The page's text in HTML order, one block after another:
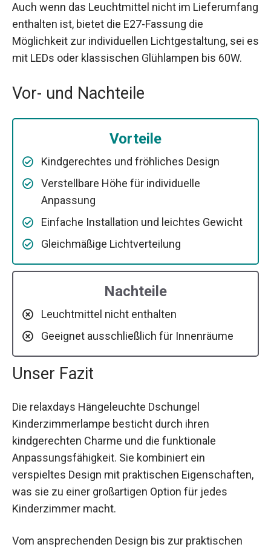
Auch wenn das Leuchtmittel nicht im Lieferumfang
enthalten ist, bietet die E27-Fassung die
Möglichkeit zur individuellen Lichtgestaltung, sei es
mit LEDs oder klassischen Glühlampen bis 60W.
Vor- und Nachteile
Vorteile
Kindgerechtes und fröhliches Design
Verstellbare Höhe für individuelle
Anpassung
Einfache Installation und leichtes Gewicht
Gleichmäßige Lichtverteilung
Nachteile
Leuchtmittel nicht enthalten
Geeignet ausschließlich für Innenräume
Unser Fazit
Die relaxdays Hängeleuchte Dschungel
Kinderzimmerlampe besticht durch ihren
kindgerechten Charme und die funktionale
Anpassungsfähigkeit. Sie kombiniert ein
verspieltes Design mit praktischen Eigenschaften,
was sie zu einer großartigen Option für jedes
Kinderzimmer macht.
Vom ansprechenden Design bis zur praktischen